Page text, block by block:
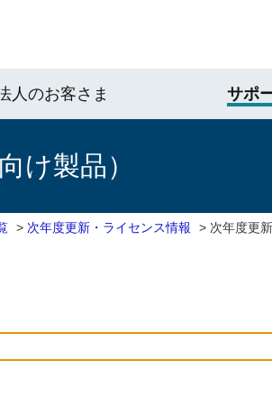
人のお客さま サポ
け製品）
> 次年度更新・ライセンス情報 > 次年度更新